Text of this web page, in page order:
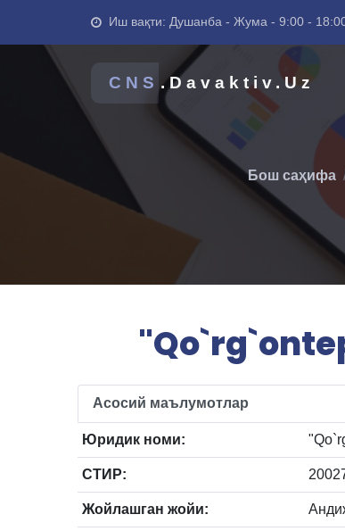
Иш вақти: Душанба - Жума - 9:00 -
CNS .Davaktiv.Uz
Бош саҳифа
Асосий маълумотлар
Юридик номи:
СТИР:
Жойлашган жойи: